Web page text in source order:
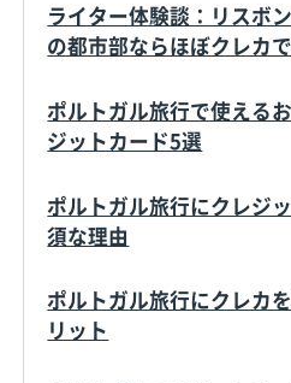
ライター体験談：リスボ
の都市部ならほぼクレカで
ポルトガル旅行で使える
ジットカード5選
ポルトガル旅行にクレジ
須な理由
ポルトガル旅行にクレカ
リット